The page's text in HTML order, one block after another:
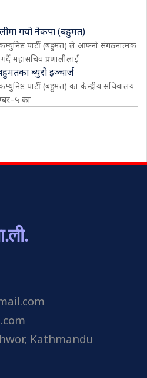
गयो नेकपा (बहुमत)
पार्टी (बहुमत) ले आफ्नो संगठनात्मक
महासचिव प्रणालीलाई
ब्युरो इञ्चार्ज
पार्टी (बहुमत) का केन्द्रीय सचिवालय
का
Kathmandu